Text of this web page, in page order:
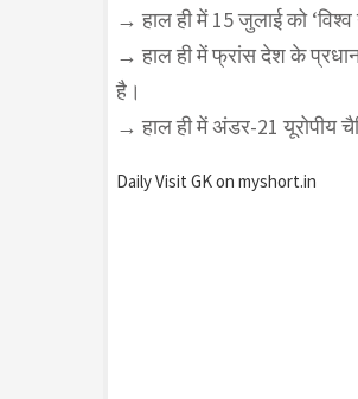
→ हाल ही में 15 जुलाई को
→ हाल ही में फ्रांस देश के
है।
→ हाल ही में अंडर-21 यूरोपीय
Daily Visit GK on myshort.in